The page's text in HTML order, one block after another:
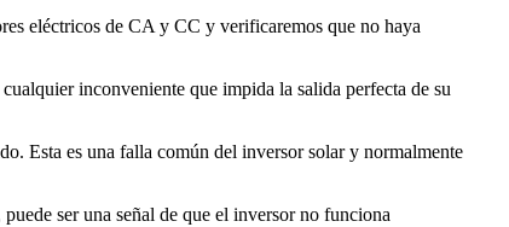
eléctricos de CA y CC y verificaremos que no haya
inconveniente que impida la salida perfecta de su
Esta es una falla común del inversor solar y normalmente
ser una señal de que el inversor no funciona